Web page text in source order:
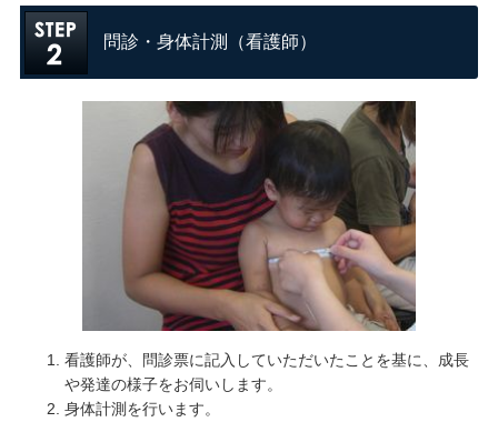
問診・身体計測（看護師）
看護師が、問診票に記入していただいたことを基に、成長
や発達の様子をお伺いします。
身体計測を行います。